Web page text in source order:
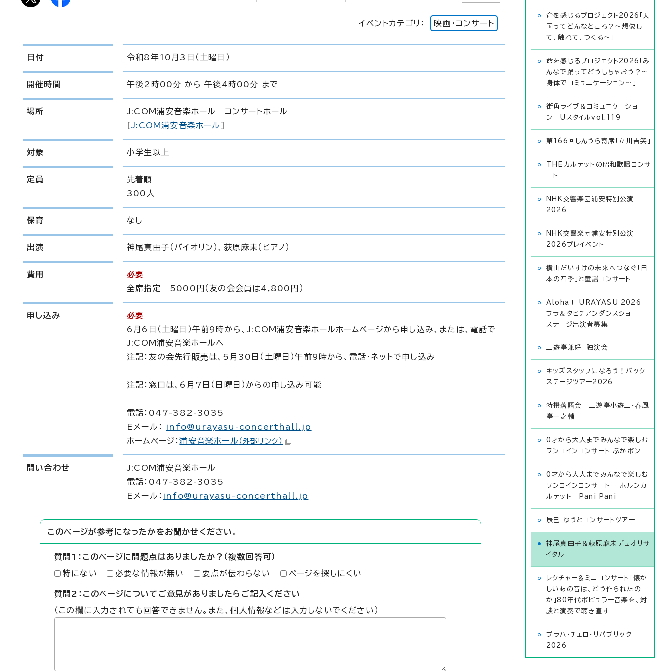
イベントカテゴリ： 映画・コンサート
日付 令和8年10月3日（土曜日）
開催時間 午後2時00分 から 午後4時00分 まで
場所
J:COM浦安音楽ホール コンサートホール
[J:COM浦安音楽ホール ]
対象 小学生以上
定員
先着順
300人
保育 なし
出演 神尾真由子（バイオリン）、荻原麻未（ピアノ）
費用
必要
全席指定 5000円（友の会会員は4,800円）
申し込み
必要
6月6日（土曜日）午前9時から、J:COM浦安音楽ホールホームページから申し込み、または、電話で
J:COM浦安音楽ホールへ
注記：友の会先行販売は、5月30日（土曜日）午前9時から、電話・ネットで申し込み
注記：窓口は、6月7日（日曜日）からの申し込み可能
電話：047-382-3035
Eメール：
info@urayasu-concerthall.jp
ホームページ：浦安音楽ホール （外部リンク）
問い合わせ
J:COM浦安音楽ホール
電話：047-382-3035
Eメール： info@urayasu-concerthall.jp
このページが参考になったかをお聞かせください。
質問1：このページに問題点はありましたか？（複数回答可）
特にない 必要な情報が無い 要点が伝わらない ページを探しにくい
質問2：このページについてご意見がありましたらご記入ください
（この欄に入力されても回答できません。また、個人情報などは入力しないでください）
命を感じるプロジェクト2026「天
国ってどんなところ？〜想像し
て、触れて、つくる〜」
命を感じるプロジェクト2026「み
んなで踊ってどうしちゃおう？〜
身体でコミュニケーション〜」
街角ライブ＆コミュニケーショ
ン Uスタイルvol.119
第166回しんうら寄席「立川吉笑」
THEカルテットの昭和歌謡コンサ
ート
NHK交響楽団浦安特別公演
2026
NHK交響楽団浦安特別公演
2026プレイベント
横山だいすけの未来へつなぐ「日
本の四季」と童謡コンサート
Aloha！ URAYASU 2026
フラ＆タヒチアンダンスショー
ステージ出演者募集
三遊亭兼好 独演会
キッズスタッフになろう！バック
ステージツアー2026
特撰落語会 三遊亭小遊三・春風
亭一之輔
0才から大人までみんなで楽しむ
ワンコインコンサート ぷかポン
0才から大人までみんなで楽しむ
ワンコインコンサート ホルンカ
ルテット Pani Pani
辰巳 ゆうとコンサートツアー
神尾真由子＆萩原麻未デュオリサ
イタル
レクチャー＆ミニコンサート「懐か
しいあの音は、どう作られたの
か」80年代ポピュラー音楽を、対
談と演奏で聴き直す
プラハ・チェロ・リパブリック
2026